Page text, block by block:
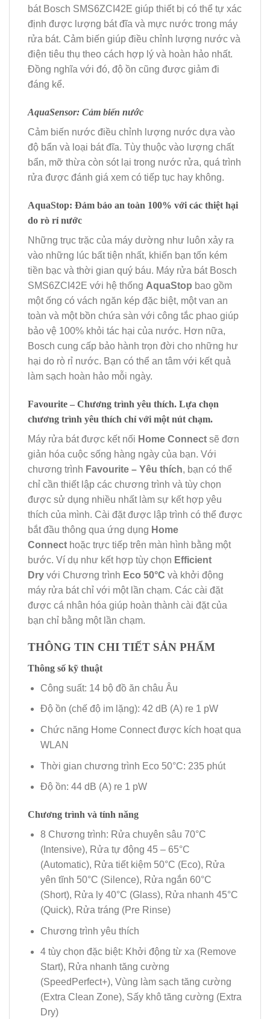
bát Bosch SMS6ZCI42E giúp thiết bị có thể tự xác
định được lượng bát đĩa và mực nước trong máy
rửa bát. Cảm biến giúp điều chỉnh lượng nước và
điện tiêu thụ theo cách hợp lý và hoàn hảo nhất.
Đồng nghĩa với đó, độ ồn cũng được giảm đi
đáng kể.
AquaSensor: Cảm biến nước
Cảm biến nước điều chỉnh lượng nước dựa vào
độ bẩn và loại bát đĩa. Tùy thuộc vào lượng chất
bẩn, mỡ thừa còn sót lại trong nước rửa, quá trình
rửa được đánh giá xem có tiếp tục hay không.
AquaStop: Đảm bảo an toàn 100% với các thiệt hại
do rò rỉ nước
Những trục trặc của máy dường như luôn xảy ra
vào những lúc bất tiện nhất, khiến bạn tốn kém
tiền bạc và thời gian quý báu. Máy rửa bát Bosch
SMS6ZCI42E với hệ thống AquaStop bao gồm
một ống có vách ngăn kép đặc biệt, một van an
toàn và một bồn chứa sàn với công tắc phao giúp
bảo vệ 100% khỏi tác hại của nước. Hơn nữa,
Bosch cung cấp bảo hành trọn đời cho những hư
hại do rò rỉ nước. Bạn có thể an tâm với kết quả
làm sạch hoàn hảo mỗi ngày.
Favourite – Chương trình yêu thích. Lựa chọn
chương trình yêu thích chỉ với một nút chạm.
Máy rửa bát được kết nối Home Connect sẽ đơn
giản hóa cuộc sống hàng ngày của bạn. Với
chương trình Favourite – Yêu thích, bạn có thể
chỉ cần thiết lập các chương trình và tùy chọn
được sử dụng nhiều nhất làm sự kết hợp yêu
thích của mình. Cài đặt được lập trình có thể được
bắt đầu thông qua ứng dụng Home
Connect hoặc trực tiếp trên màn hình bằng một
bước. Ví dụ như kết hợp tùy chọn Efficient
Dry với Chương trình Eco 50°C và khởi động
máy rửa bát chỉ với một lần chạm. Các cài đặt
được cá nhân hóa giúp hoàn thành cài đặt của
bạn chỉ bằng một lần chạm.
THÔNG TIN CHI TIẾT SẢN PHẨM
Thông số kỹ thuật
Công suất: 14 bộ đồ ăn châu Âu
Độ ồn (chế độ im lặng): 42 dB (A) re 1 pW
Chức năng Home Connect được kích hoạt qua
WLAN
Thời gian chương trình Eco 50°C: 235 phút
Độ ồn: 44 dB (A) re 1 pW
Chương trình và tính năng
8 Chương trình: Rửa chuyên sâu 70°C
(Intensive), Rửa tự động 45 – 65°C
(Automatic), Rửa tiết kiệm 50°C (Eco), Rửa
yên tĩnh 50°C (Silence), Rửa ngắn 60°C
(Short), Rửa ly 40°C (Glass), Rửa nhanh 45°C
(Quick), Rửa tráng (Pre Rinse)
Chương trình yêu thích
4 tùy chọn đặc biệt: Khởi động từ xa (Remove
Start), Rửa nhanh tăng cường
(SpeedPerfect+), Vùng làm sạch tăng cường
(Extra Clean Zone), Sấy khô tăng cường (Extra
Dry)